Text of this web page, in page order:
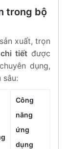
trong bộ
xuất, trọn
tiết được
dụng,
sâu:
Công
năng
ứng
dụng